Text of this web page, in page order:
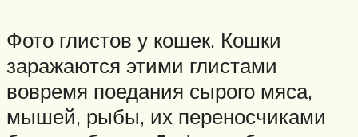
Фото глистов у кошек. Кошки
заражаются этими глистами
вовремя поедания сырого мяса,
мышей, рыбы, их переносчиками